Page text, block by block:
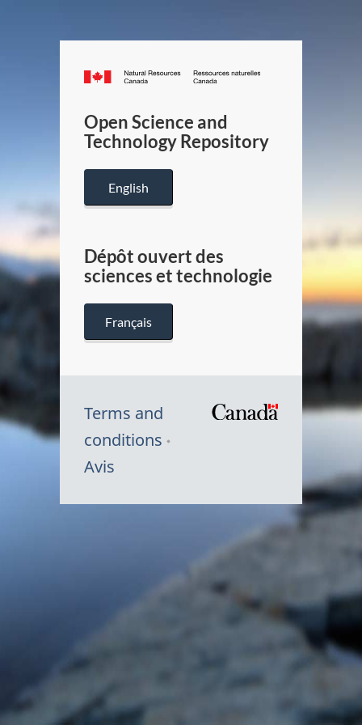
Canada.ca
/
Canada
Open Science and
Technology Repository
English
Dépôt ouvert des
sciences et technologie
Français
Terms and
conditions
Avis
du